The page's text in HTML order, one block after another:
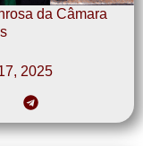
da Câmara
2025